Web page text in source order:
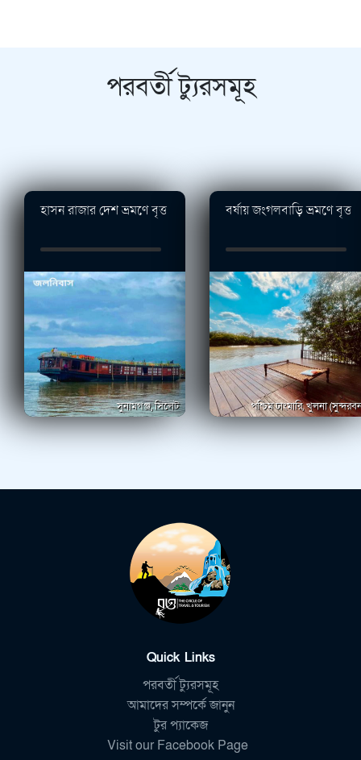
পরবর্তী ট্যুরসমূহ
হাসন রাজার দেশ ভ্রমণে বৃত্ত
সুনামগঞ্জ, সিলেট
বর্ষায় জংগলবাড়ি ভ্রমণে বৃত্ত
পশ্চিম ঢাংমারি, খুলনা
Quick Links
পরবর্তী ট্যুরসমূহ
আমাদের সম্পর্কে জানুন
টুর প্যাকেজ
Visit our Facebook Page